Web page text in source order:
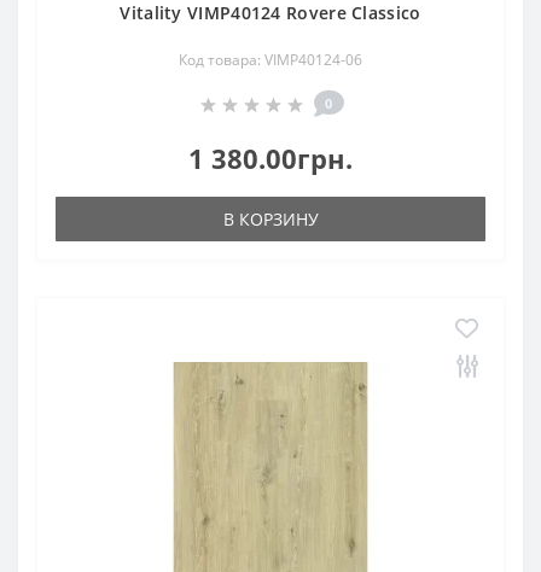
Vitality VIMP40124 Rovere Classico
Код товара: VIMP40124-06
0
1 380.00грн.
В КОРЗИНУ